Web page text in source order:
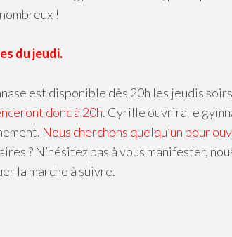
!
du jeudi.
est disponible dès 20h les jeudis
donc à 20h. Cyrille ouvrira le
Nous cherchons quelqu’un pour
? N’hésitez pas à vous manifester,
la marche à suivre.